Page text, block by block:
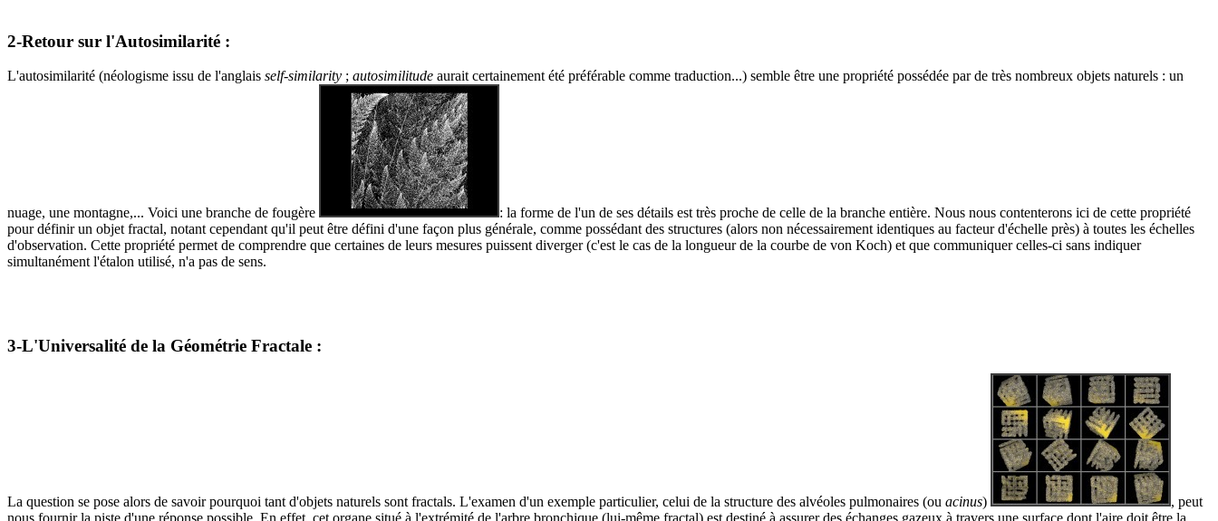
2-Retour sur l'Autosimilarité :
L'autosimilarité (néologisme issu de l'anglais self-similarity ; autosimilitude aurait certainement été préférable comme traduction...) semble être une propriété possédée par de très nombreux objets naturels : un
nuage, une montagne,... Voici une branche de fougère
: la forme de l'un de ses détails est très proche de celle de la branche entière. Nous nous contenterons ici de cette propriété
pour définir un objet fractal, notant cependant qu'il peut être défini d'une façon plus générale, comme possédant des structures (alors non nécessairement identiques au facteur d'échelle près) à toutes les échelles
d'observation. Cette propriété permet de comprendre que certaines de leurs mesures puissent diverger (c'est le cas de la longueur de la courbe de von Koch) et que communiquer celles-ci sans indiquer
simultanément l'étalon utilisé, n'a pas de sens.
3-L'Universalité de la Géométrie Fractale :
La question se pose alors de savoir pourquoi tant d'objets naturels sont fractals. L'examen d'un exemple particulier, celui de la structure des alvéoles pulmonaires (ou acinus)
, peut
nous fournir la piste d'une réponse possible. En effet, cet organe situé à l'extrémité de l'arbre bronchique (lui-même fractal) est destiné à assurer des échanges gazeux à travers une surface dont l'aire doit être la